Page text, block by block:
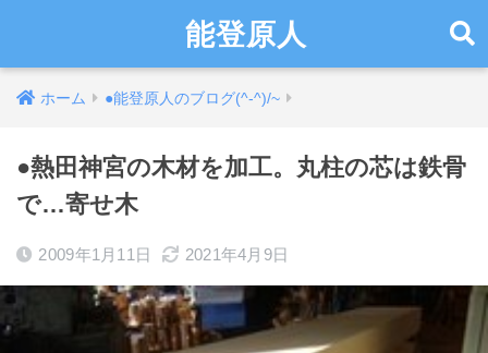
能登原人
ホーム ●能登原人のブログ(^-^)/~
●熱田神宮の木材を加工。丸柱の芯は鉄骨
で…寄せ木
2009年1月11日 2021年4月9日